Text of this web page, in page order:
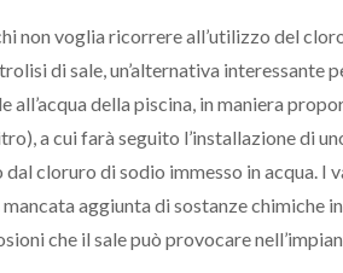
non voglia ricorrere all’utilizzo del
di sale, un’alternativa interessante
all’acqua della piscina, in maniera
a cui farà seguito l’installazione di
dal cloruro di sodio immesso in acqua. I
aggiunta di sostanze chimiche
che il sale può provocare